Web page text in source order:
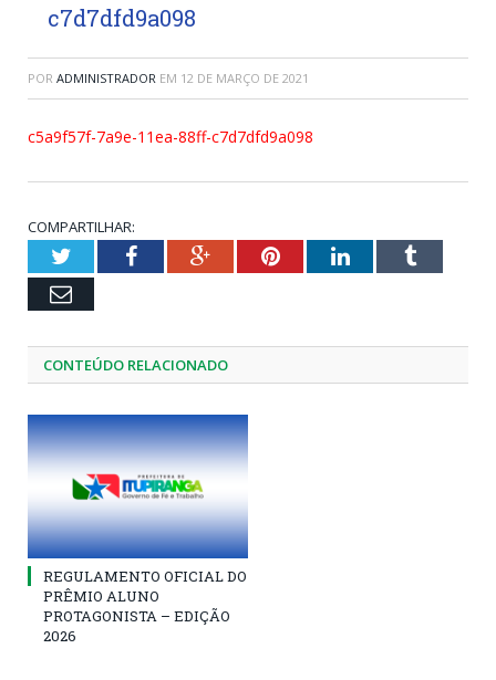
c7d7dfd9a098
POR ADMINISTRADOR EM 12 DE MARÇO DE 2021
c5a9f57f-7a9e-11ea-88ff-c7d7dfd9a098
COMPARTILHAR:
TwitterFacebookGoogle+PinterestLinkedInTumblr
Email
CONTEÚDO RELACIONADO
REGULAMENTO OFICIAL DO
PRÊMIO ALUNO
PROTAGONISTA – EDIÇÃO
2026